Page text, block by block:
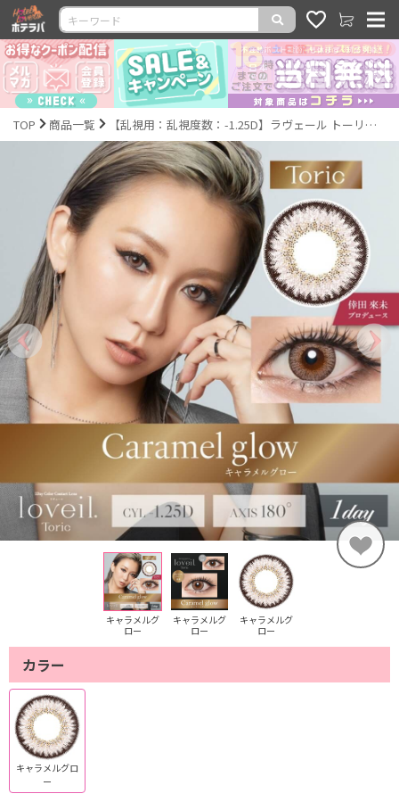
TOP 商品一覧 【乱視用：乱視度数：-1.25D】ラヴェール トーリック（loveil Toric）
キャラメルグ
ロー
キャラメルグ
ロー
キャラメルグ
ロー
カラー
キャラメルグロ
ー